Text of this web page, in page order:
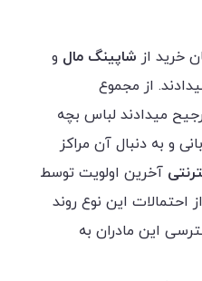
شاپینگ مال و
از مجموع
میدادند لباس بچه
و به دنبال آن مراکز
آخرین اولویت توسط
احتمالات این نوع روند
این مادران به